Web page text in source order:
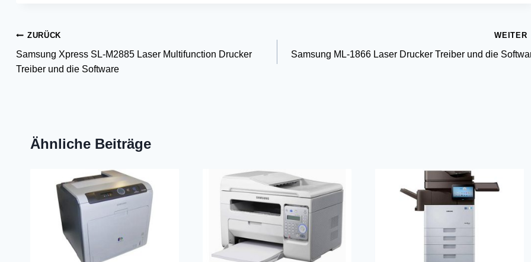
Beitragsnavigation
ZURÜCK
Samsung Xpress SL-M2885 Laser Multifunction Drucker
Treiber und die Software
WEITER
Samsung ML-1866 Laser Drucker Treiber und die
Ähnliche Beiträge